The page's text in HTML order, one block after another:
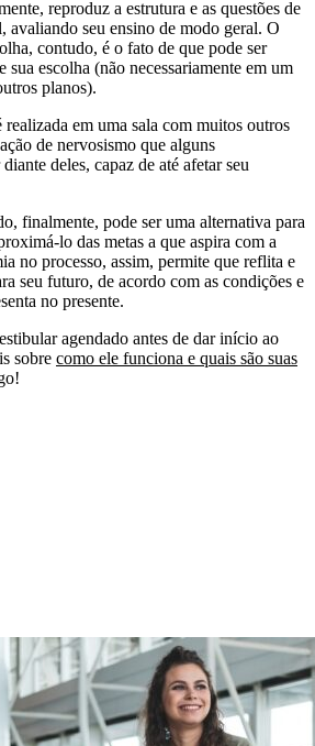
reproduz a estrutura e as questões de
avaliando seu ensino de modo geral. O
contudo, é o fato de que pode ser
sua escolha (não necessariamente em um
planos).
em uma sala com muitos outros
de nervosismo que alguns
deles, capaz de até afetar seu
finalmente, pode ser uma alternativa para
lo das metas a que aspira com a
no processo, assim, permite que reflita e
seu futuro, de acordo com as condições e
no presente.
agendado antes de dar início ao
sobre como ele funciona e quais são suas